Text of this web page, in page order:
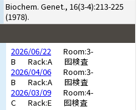
Biochem. Genet., 16(3-4):213-225
(1978).
2026/06/22
Room:3-
B
Rack:A
囮検査
2026/04/06
Room:3-
B
Rack:A
囮検査
2026/03/09
Room:4-
C
Rack:E
囮検査